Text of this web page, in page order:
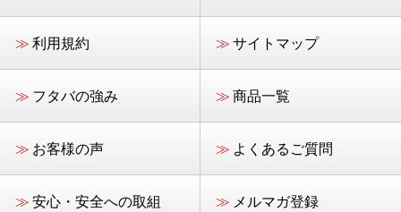
≫ 利用規約 ≫ サイトマップ
≫ フタバの強み ≫ 商品一覧
≫ お客様の声 ≫ よくあるご質問
≫ 安心・安全への取組 ≫ メルマガ登録